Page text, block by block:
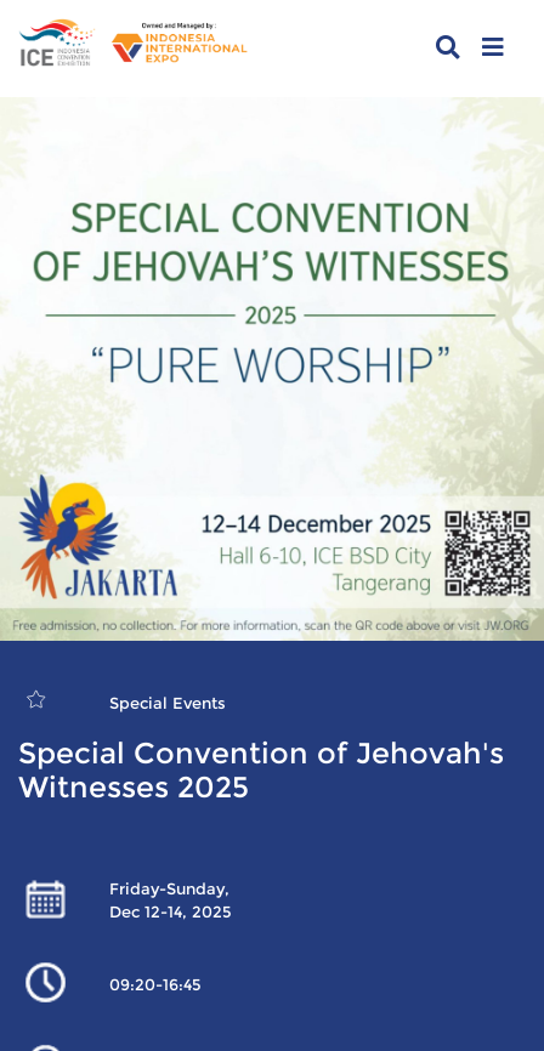
Special Events
Special Convention of Jehovah's
Witnesses 2025
Friday-Sunday,
Dec 12-14, 2025
09:20-16:45